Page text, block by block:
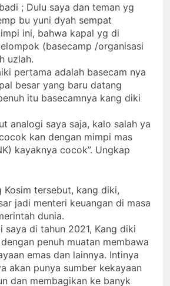
; Dulu saya dan teman yg
bu yuni dyah sempat
ini, bahwa kapal yg di
(basecamp /organisasi
uzlah.
pertama adalah basecam nya
besar yang baru datang
itu basecamnya kang diki
analogi saya saja, kalo salah ya
kan dengan mimpi mas
kayaknya cocok”. Ungkap
Kosim tersebut, kang diki,
jadi menteri keuangan di masa
dunia.
saya di tahun 2021, Kang diki
penuh muatan membawa
emas dan lainnya. Intinya
akan punya sumber kekayaan
dan membagikan ke banyk